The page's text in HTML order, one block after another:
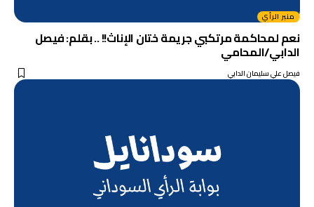
منبر الرأي
نعم لمحاكمة مرتكبي جريمة ختان الإناث!! .. بقلم: فيصل
الدابي/المحامي
فيصل علي سليمان الدابي